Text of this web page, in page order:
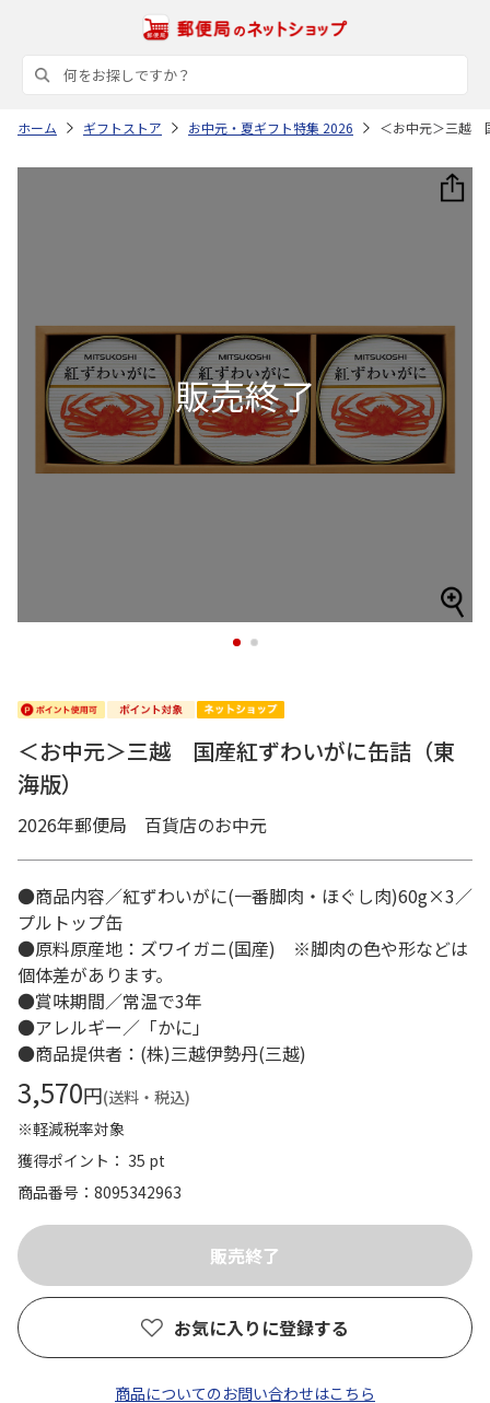
ホーム ギフトストア お中元・夏ギフト特集 2026 ＜お中元＞三越
1 2
＜お中元＞三越 国産紅ずわいがに缶詰（東
海版）
2026年郵便局 百貨店のお中元
●商品内容／紅ずわいがに(一番脚肉・ほぐし肉)60g×3／
プルトップ缶
●原料原産地：ズワイガニ(国産) ※脚肉の色や形などは
個体差があります。
●賞味期間／常温で3年
●アレルギー／「かに」
●商品提供者：(株)三越伊勢丹(三越)
3,570円(送料・税込)
※軽減税率対象
獲得ポイント： 35 pt
商品番号
8095342963
お気に入りに登録する
商品についてのお問い合わせはこちら